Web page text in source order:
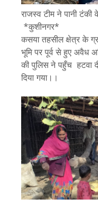
राजस्व टीम ने पानी
*कुशीनगर*
कसया तहसील क्षेत्र के
भूमि पर पूर्व से हुए अवैध
की पुलिस ने पहुँच हटवा
दिया गया।।